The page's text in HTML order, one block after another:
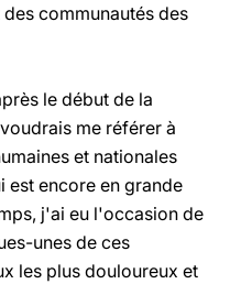
communautés des
le début de la
me référer à
et nationales
est encore en grande
j'ai eu l'occasion de
unes de ces
les plus douloureux et